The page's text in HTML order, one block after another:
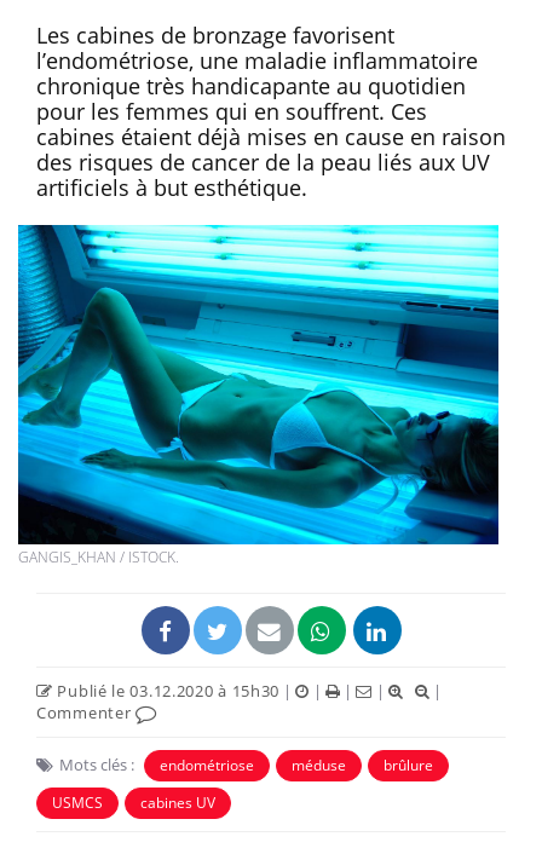
Les cabines de bronzage favorisent
l’endométriose, une maladie inflammatoire
chronique très handicapante au quotidien
pour les femmes qui en souffrent. Ces
cabines étaient déjà mises en cause en raison
des risques de cancer de la peau liés aux UV
artificiels à but esthétique.
GANGIS_KHAN / ISTOCK.
Publié le 03.12.2020 à 15h30 | | | |
|
Commenter
Mots clés : endométriose méduse
brûlure
USMCS
cabines UV